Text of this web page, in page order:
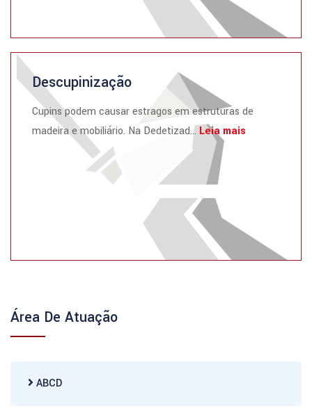
Descupinização
Cupins podem causar estragos em estruturas de
madeira e mobiliário. Na Dedetizad... Leia mais
Área De Atuação
ABCD